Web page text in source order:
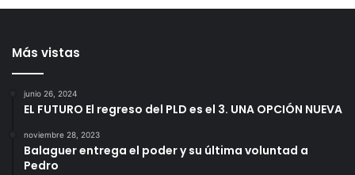
Más vistas
junio 26, 2024
EL FUTURO El regreso del PLD es el 3. UNA OPCIÓN NUEVA
noviembre 28, 2023
Balaguer entrega el poder y su última voluntad a
Pedro